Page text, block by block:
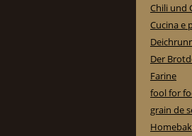
Chili und
Cucina e
Der
Farine
fool for
grain de